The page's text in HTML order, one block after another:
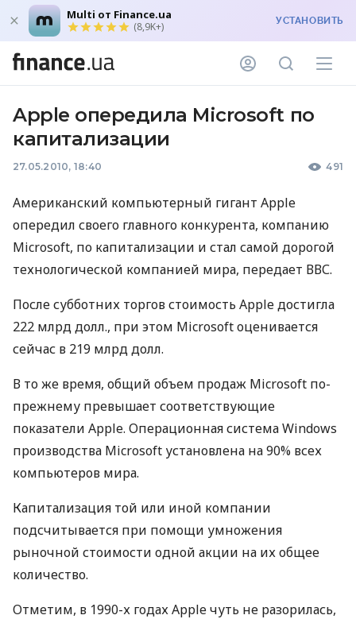
Multi от Finance.ua
(8,9K+) УСТАНОВИТЬ
Apple опередила Microsoft по
капитализации
27.05.2010, 18:40 491
Американский компьютерный гигант Apple
опередил своего главного конкурента, компанию
Microsoft, по капитализации и стал самой дорогой
технологической компанией мира, передает ВВС.
После субботних торгов стоимость Apple достигла
222 млрд долл., при этом Microsoft оценивается
сейчас в 219 млрд долл.
В то же время, общий объем продаж Microsoft по-
прежнему превышает соответствующие
показатели Apple. Операционная система Windows
производства Microsoft установлена на 90% всех
компьютеров мира.
Капитализация той или иной компании
подсчитывается при помощи умножения
рыночной стоимости одной акции на их общее
количество.
Отметим, в 1990-х годах Apple чуть не разорилась,